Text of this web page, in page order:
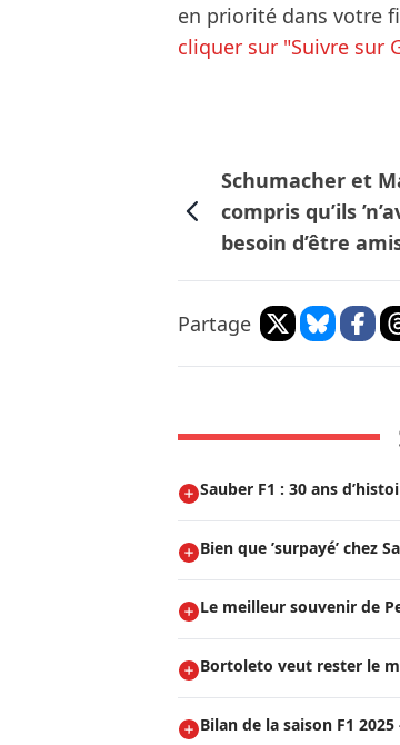
en priorité dans votre
cliquer sur "Suivre sur
Schumacher et
compris qu’ils
besoin d’être
Partage
Sauber F1 : 30 ans
Bien que ’surpayé’ chez
Le meilleur souvenir de
Bortoleto veut rester le
Bilan de la saison F1